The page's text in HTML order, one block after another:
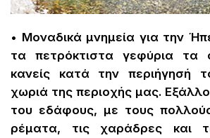
• Μοναδικά μνημεία για την
τα πετρόκτιστα γεφύρια τα
κανείς κατά την περιήγησή
χωριά της περιοχής μας.
του εδάφους, με τους
ρέματα, τις χαράδρες και